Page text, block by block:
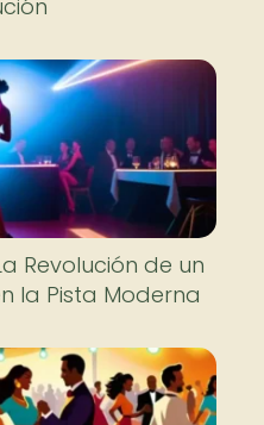
Revolución de un
la Pista Moderna